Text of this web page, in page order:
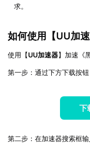
求。
如何使用【UU加
使用【UU加速器】加速《
第一步：通过下方下载按
下
第二步：在加速器搜索框